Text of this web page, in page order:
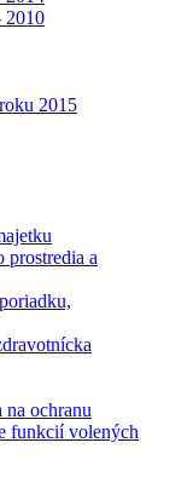
2010
2015
prostredia a
ochranu
funkcií volených